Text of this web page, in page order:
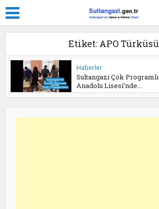
Etiket: APO Türküsü
Haberler
Sultangazi Çok Programlı
Anadolu Lisesi’nde...